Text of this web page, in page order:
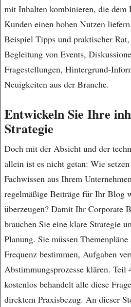
mit Inhalten kombinieren, die dem
Kunden einen hohen Nutzen
Beispiel Tipps und praktischer
Begleitung von Events,
Fragestellungen, Hintergrund-
Neuigkeiten aus der Branche.
Entwickeln Sie Ihre
Strategie
Doch mit der Absicht und der
allein ist es nicht getan: Wie
Fachwissen aus Ihrem
regelmäßige Beiträge für Ihr Blog
überzeugen? Damit Ihr Corporate
brauchen Sie eine klare Strategie
Planung. Sie müssen
Frequenz bestimmen, Aufgaben
Abstimmungsprozesse klären. Teil
kostenlos behandelt alle diese
direktem Praxisbezug. An dieser